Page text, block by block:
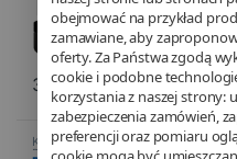
obejmować na przykład
zamawiane, aby
oferty. Za Państwa zgodą
cookie i podobne
korzystania z naszej strony:
zabezpieczenia zamówień,
preferencji oraz pomiaru
39,90€
Komponenty komputerowe,
Disque SSD,Informatyka